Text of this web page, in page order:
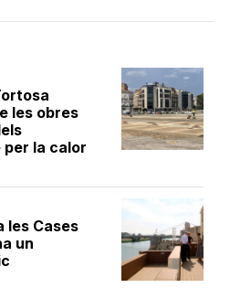
les obres
la calor
les Cases
un